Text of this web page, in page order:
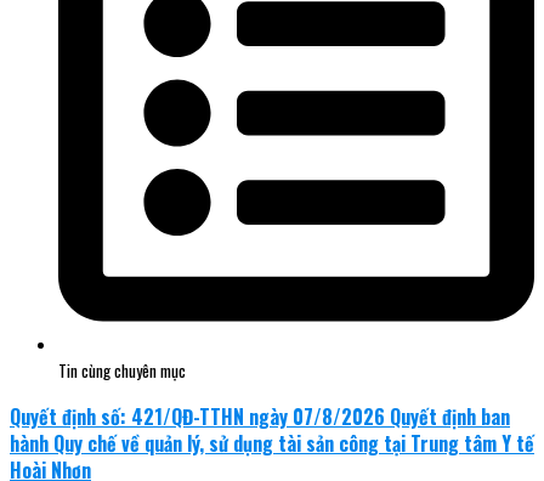
Tin cùng chuyên mục
Quyết định số: 421/QĐ-TTHN ngày 07/8/2026 Quyết định ban
hành Quy chế về quản lý, sử dụng tài sản công tại Trung tâm Y tế
Hoài Nhơn